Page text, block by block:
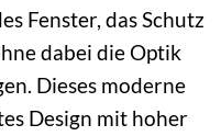
Fenster, das Schutz
dabei die Optik
Dieses moderne
Design mit hoher